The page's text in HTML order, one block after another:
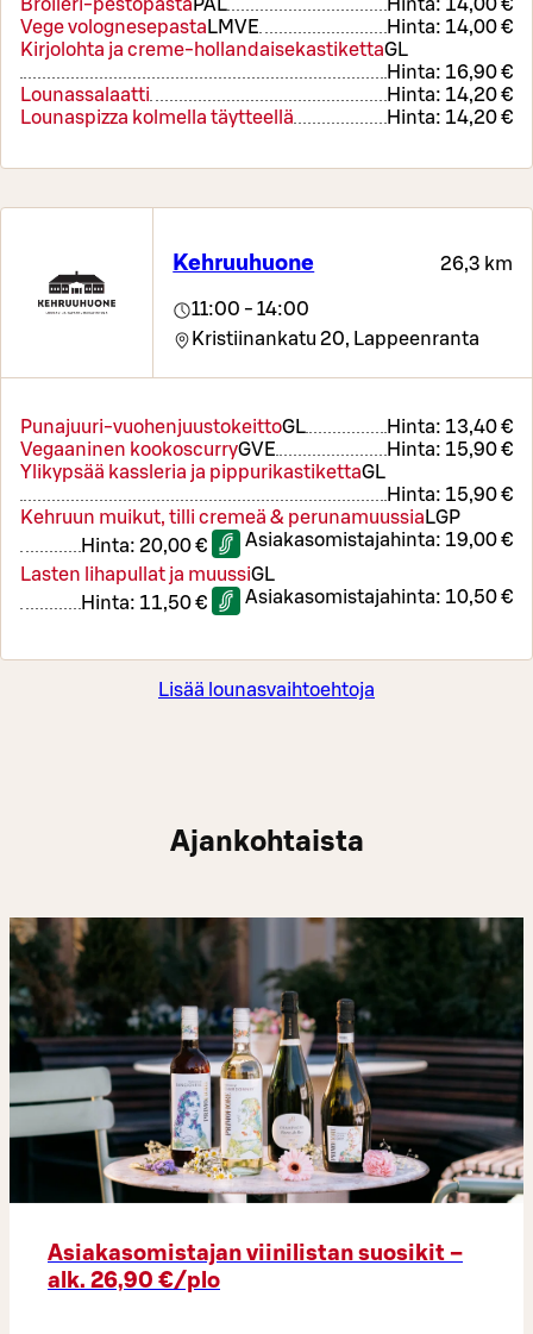
Broileri-pestopasta PÄ L Hinta: 14,00 €
Vege volognesepasta LMVE Hinta: 14,00 €
Kirjolohta ja creme-hollandaisekastikettaGL
Hinta: 16,90 €
Lounassalaatti
Hinta: 14,20 €
Lounaspizza kolmella täytteellä
Hinta: 14,20 €
Kehruuhuone 26,3 km
11:00 - 14:00
Kristiinankatu 20, Lappeenranta
Punajuuri-vuohenjuustokeittoGL Hinta: 13,40 €
Vegaaninen kookoscurryGVE Hinta: 15,90 €
Ylikypsää kassleria ja pippurikastikettaGL
Hinta: 15,90 €
Kehruun muikut, tilli cremeä & perunamuussia LGP
Hinta: 20,00 € Asiakasomistajahinta: 19,00 €
Lasten lihapullat ja muussiGL
Hinta: 11,50 € Asiakasomistajahinta: 10,50 €
Lisää lounasvaihtoehtoja
Ajankohtaista
Asiakasomistajan viinilistan suosikit –
alk. 26,90 €/plo​